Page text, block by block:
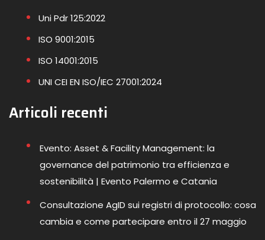
Uni Pdr 125:2022
ISO 9001:2015
ISO 14001:2015
UNI CEI EN ISO/IEC 27001:2024
Articoli recenti
Evento: Asset & Facility Management: la
governance del patrimonio tra efficienza e
sostenibilità | Evento Palermo e Catania
Consultazione AgID sui registri di protocollo: cosa
cambia e come partecipare entro il 27 maggio